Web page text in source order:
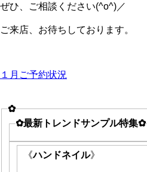
ぜひ、ご相談ください(^o^)／
ご来店、お待ちしております。
１月ご予約状況
✿
✿最新トレンドサンプル特集✿
《ハンドネイル》